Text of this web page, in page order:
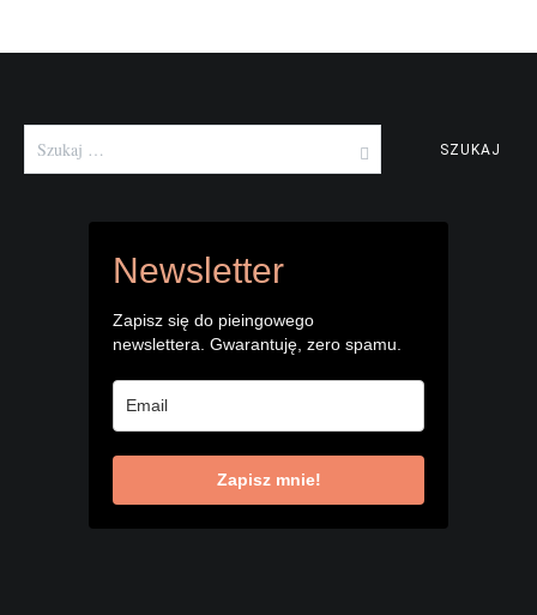
Newsletter
Zapisz się do pieingowego
newslettera. Gwarantuję, zero spamu.
Zapisz mnie!